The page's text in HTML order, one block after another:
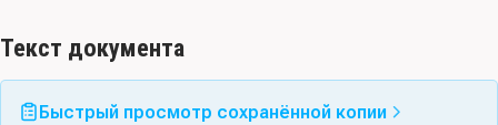
Текст документа
Быстрый просмотр сохранённой копии